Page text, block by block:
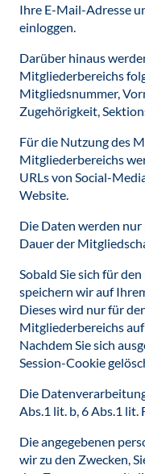
Ihre E-Mail-Adresse
einloggen.
Darüber hinaus
Mitgliederbereichs
Mitgliedsnummer,
Zugehörigkeit,
Für die Nutzung des
Mitgliederbereichs
URLs von Social-
Website.
Die Daten werden
Dauer der
Sobald Sie sich für
speichern wir auf
Dieses wird nur für
Mitgliederbereichs
Nachdem Sie sich
Session-Cookie
Die
Abs.1 lit. b, 6 Abs.1 lit.
Die angegebenen
wir zu den Zwecken,